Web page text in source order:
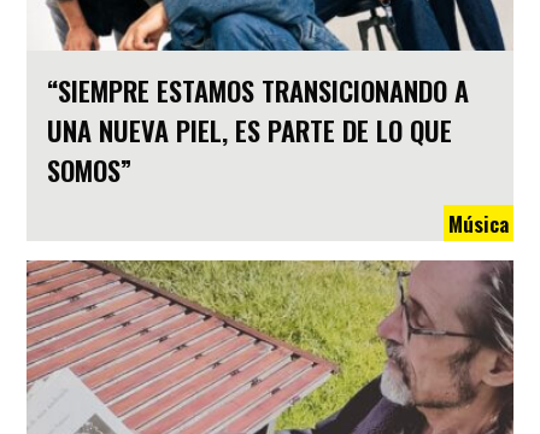
“SIEMPRE ESTAMOS TRANSICIONANDO A
UNA NUEVA PIEL, ES PARTE DE LO QUE
SOMOS”
Música